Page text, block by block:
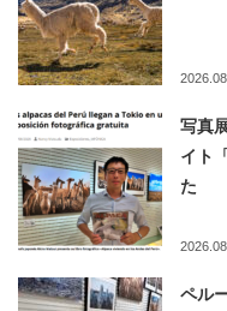
写真
イト
た
ペル